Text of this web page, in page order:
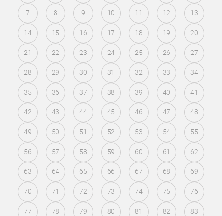
7 8 9 10 11 12 13
14 15 16 17 18 19 20
21 22 23 24 25 26 27
28 29 30 31 32 33 34
35 36 37 38 39 40 41
42 43 44 45 46 47 48
49 50 51 52 53 54 55
56 57 58 59 60 61 62
63 64 65 66 67 68 69
70 71 72 73 74 75 76
77 78 79 80 81 82 83